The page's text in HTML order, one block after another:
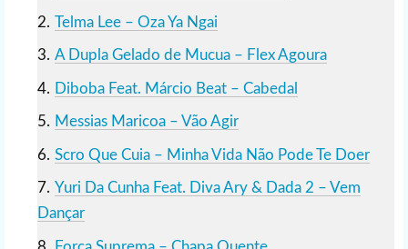
Telma Lee – Oza Ya Ngai
A Dupla Gelado de Mucua – Flex Agoura
Diboba Feat. Márcio Beat – Cabedal
Messias Maricoa – Vão Agir
Scro Que Cuia – Minha Vida Não Pode Te Doer
Yuri Da Cunha Feat. Diva Ary & Dada 2 – Vem
Dançar